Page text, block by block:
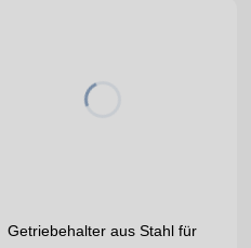
Getriebehalter aus Stahl für